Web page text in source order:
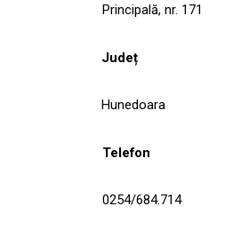
Principală, nr. 171
Județ
Hunedoara
Telefon
0254/684.714